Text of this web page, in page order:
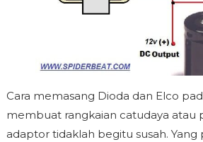
Cara memasang Dioda dan Elco
membuat rangkaian catudaya atau
adaptor tidaklah begitu susah. Yang